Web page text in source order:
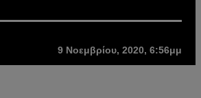
9 Νοεμβρίου, 2020, 6:56μμ